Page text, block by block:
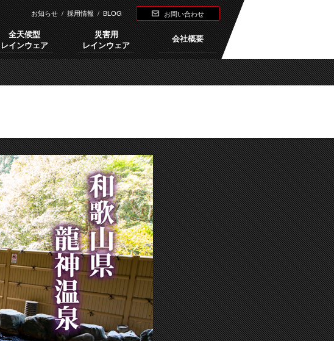
お知らせ/採用情報/BLOG お問い合わせ
全天候型
レインウェア
災害用
レインウェア
会社概要